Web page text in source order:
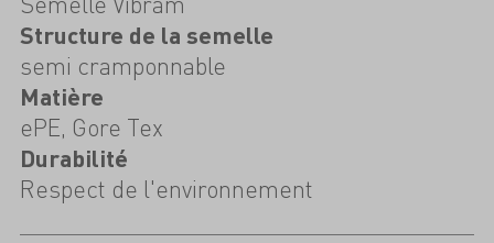
Structure de la semelle
semi cramponnable
Matière
ePE, Gore Tex
Durabilité
Respect de l'environnement